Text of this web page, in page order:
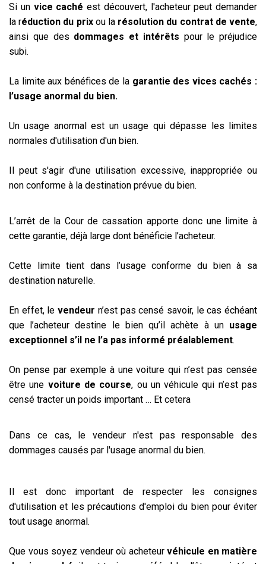
Si un vice caché est découvert, l'acheteur peut demander
la réduction du prix ou la résolution du contrat de vente,
ainsi que des dommages et intérêts pour le préjudice
subi.
La limite aux bénéfices de la garantie des vices cachés :
l’usage anormal du bien.
Un usage anormal est un usage qui dépasse les limites
normales d'utilisation d'un bien.
Il peut s'agir d'une utilisation excessive, inappropriée ou
non conforme à la destination prévue du bien.
L’arrêt de la Cour de cassation apporte donc une limite à
cette garantie, déjà large dont bénéficie l’acheteur.
Cette limite tient dans l’usage conforme du bien à sa
destination naturelle.
En effet, levendeur n’est pas censé savoir, le cas échéant
que l’acheteur destine le bien qu’il achète à un usage
exceptionnel s’il ne l’a pas informé préalablement.
On pense par exemple à une voiture qui n’est pas censée
être une voiture de course, ou un véhicule qui n’est pas
censé tracter un poids important … Et cetera
Dans ce cas, le vendeur n'est pas responsable des
dommages causés par l'usage anormal du bien.
Il est donc important de respecter les consignes
d'utilisation et les précautions d'emploi du bien pour éviter
tout usage anormal.
Que vous soyez vendeur où acheteur véhicule en matière